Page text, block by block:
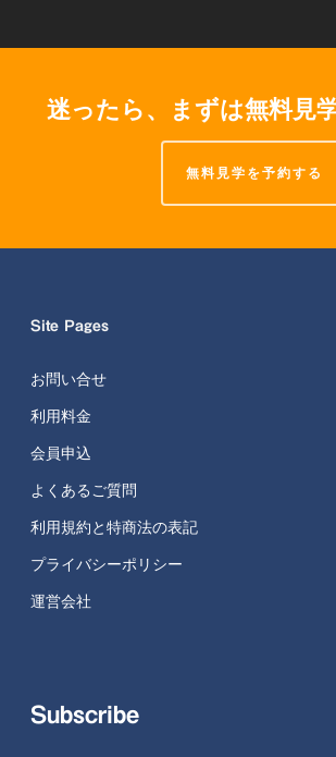
迷ったら、まずは無料見
無料見学を予約する
Site Pages
お問い合せ
利用料金
会員申込
よくあるご質問
利用規約と特商法の表記
プライバシーポリシー
運営会社
Subscribe